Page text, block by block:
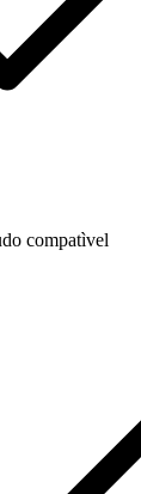
compatìvel